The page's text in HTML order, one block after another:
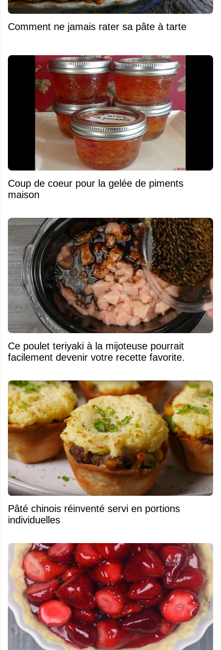
Comment ne jamais rater sa pâte à tarte
Coup de coeur pour la gelée de piments
maison
Ce poulet teriyaki à la mijoteuse pourrait
facilement devenir votre recette favorite.
Pâté chinois réinventé servi en portions
individuelles